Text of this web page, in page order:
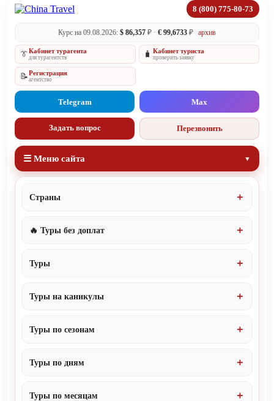
8 (800) 775-80-73
Курс на 09.08.2026: $ 86,357 ₽ · € 99,6733 ₽ архив
👔Кабинет турагента
для турагентств 🧳 Кабинет туриста
проверить заявку
📝Регистрация
агентство
Telegram Max
Задать вопрос Перезвонить
☰ Меню сайта
Страны
🔥 Туры без доплат
Туры
Туры на каникулы
Туры по сезонам
Туры по дням
Туры по месяцам